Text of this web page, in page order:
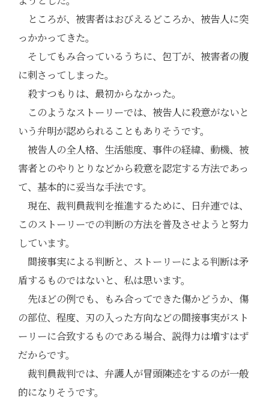
ところが、被害者はおびえるどころか、被告人に突
っかかってきた。
そしてもみ合っているうちに、包丁が、被害者の腹
に刺さってしまった。
殺すつもりは、最初からなかった。
このようなストーリーでは、被告人に殺意がないと
いう弁明が認められることもありそうです。
被告人の全人格、生活態度、事件の経緯、動機、被
害者とのやりとりなどから殺意を認定する方法であっ
て、基本的に妥当な手法です。
現在、裁判員裁判を推進するために、日弁連では、
このストーリーでの判断の方法を普及させようと努力
しています。
間接事実による判断と、ストーリーによる判断は矛
盾するものではないと、私は思います。
先ほどの例でも、もみ合ってできた傷かどうか、傷
の部位、程度、刃の入った方向などの間接事実がスト
ーリーに合致するものである場合、説得力は増すはず
だからです。
裁判員裁判では、弁護人が冒頭陳述をするのが一般
的になりそうです。